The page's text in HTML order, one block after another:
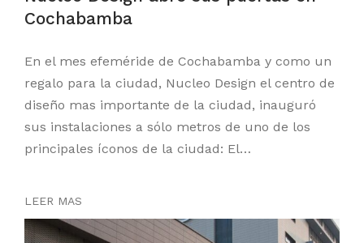
Cochabamba
En el mes efeméride de Cochabamba y como un
regalo para la ciudad, Nucleo Design el centro de
diseño mas importante de la ciudad, inauguró
sus instalaciones a sólo metros de uno de los
principales íconos de la ciudad: El…
LEER MAS